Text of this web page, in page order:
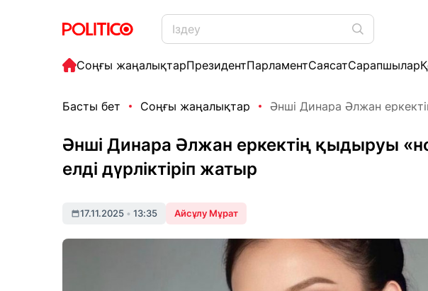
Соңғы жаңалықтарПрезидентПарламентСаясатСарапшылар
Басты бет Соңғы жаңалықтар Әнші Динара Әлжан
Әнші Динара Әлжан еркектің қыдыруы
елді дүрліктіріп жатыр
17.11.2025 • 13:35 Айсұлу Мұрат